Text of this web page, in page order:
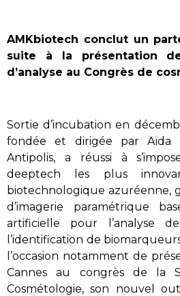
AMKbiotech conclut un
suite à la présentation
d’analyse au Congrès de
Sortie d’incubation en
fondée et dirigée par Aïda
Antipolis, a réussi à
deeptech les plus
biotechnologique azuréenne,
d’imagerie paramétrique
artificielle pour l’analyse
l’identification de
l’occasion notamment de
Cannes au congrès de la
Cosmétologie, son nouvel